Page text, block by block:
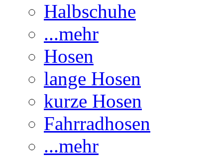
Halbschuhe
...mehr
Hosen
lange Hosen
kurze Hosen
Fahrradhosen
...mehr